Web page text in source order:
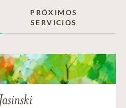
PRÓXIMOS
SERVICIOS